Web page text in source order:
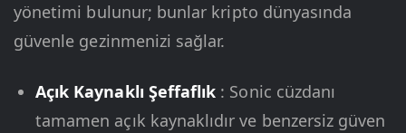
yönetimi bulunur; bunlar kripto dünyasında
güvenle gezinmenizi sağlar.
Açık Kaynaklı Şeffaflık : Sonic cüzdanı
tamamen açık kaynaklıdır ve benzersiz güven